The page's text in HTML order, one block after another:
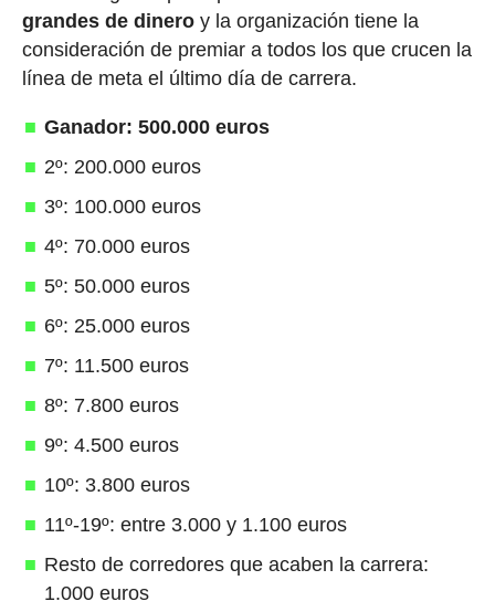
grandes de dineroy la organización tiene la
consideración de premiar a todos los que crucen la
línea de meta el último día de carrera.
Ganador: 500.000 euros
2º: 200.000 euros
3º: 100.000 euros
4º: 70.000 euros
5º: 50.000 euros
6º: 25.000 euros
7º: 11.500 euros
8º: 7.800 euros
9º: 4.500 euros
10º: 3.800 euros
11º-19º: entre 3.000 y 1.100 euros
Resto de corredores que acaben la carrera:
1.000 euros